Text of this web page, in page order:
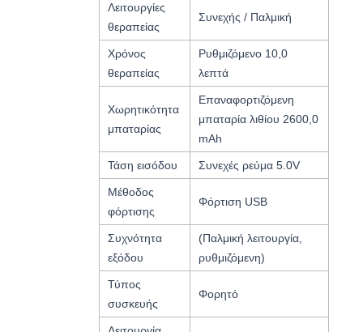
Λειτουργίες
θεραπείας
Συνεχής / Παλμική
Χρόνος
θεραπείας
Ρυθμιζόμενο 10,0
λεπτά
Χωρητικότητα
μπαταρίας
Επαναφορτιζόμενη
μπαταρία λιθίου 2600,0
mAh
Τάση εισόδου Συνεχές ρεύμα 5.0V
Μέθοδος
φόρτισης
Φόρτιση USB
Συχνότητα
εξόδου
(Παλμική λειτουργία,
ρυθμιζόμενη)
Τύπος
συσκευής
Φορητό